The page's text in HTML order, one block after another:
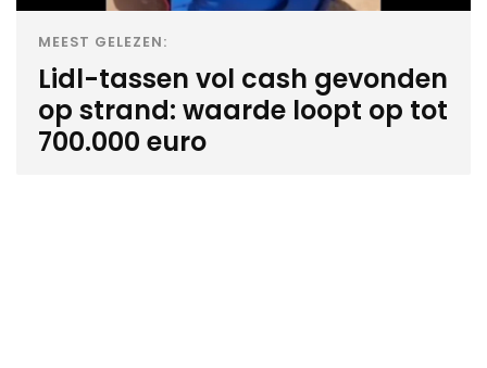
MEEST GELEZEN:
Lidl-tassen vol cash gevonden
op strand: waarde loopt op tot
700.000 euro